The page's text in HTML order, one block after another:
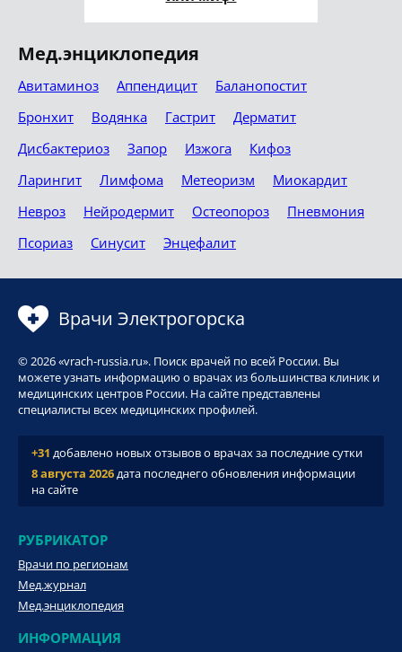
Мед.энциклопедия
Авитаминоз Аппендицит
Баланопостит
Бронхит
Водянка Гастрит
Дерматит
Дисбактериоз
Запор Изжога
Кифоз
Ларингит
Лимфома Метеоризм
Миокардит
Невроз
Нейродермит Остеопороз
Пневмония
Псориаз
Синусит Энцефалит
Врачи Электрогорска
© 2026 «vrach-russia.ru». Поиск врачей по всей России. Вы
можете узнать информацию о врачах из большинства клиник и
медицинских центров России. На сайте представлены
специалисты всех медицинских профилей.
+31 добавлено новых отзывов о врачах за последние сутки
8 августа 2026дата последнего обновления информации
на сайте
РУБРИКАТОР
Врачи по регионам
Мед.журнал
Мед.энциклопедия
ИНФОРМАЦИЯ